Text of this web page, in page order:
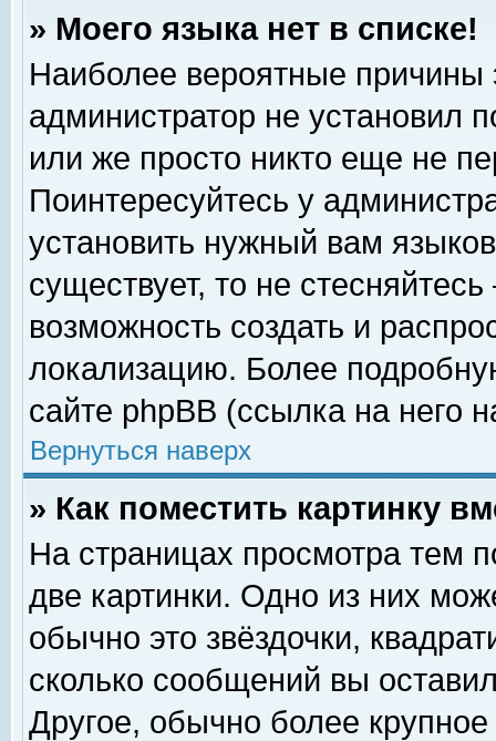
» Моего языка нет в списке!
Наиболее вероятные причины
администратор не установил
или же просто никто еще не
Поинтересуйтесь у
установить нужный вам
существует, то не
возможность создать и
локализацию. Более
сайте phpBB (ссылка на него
Вернуться наверх
» Как поместить картинку
На страницах просмотра тем
две картинки. Одно из них
обычно это звёздочки,
сколько сообщений вы
Другое, обычно более